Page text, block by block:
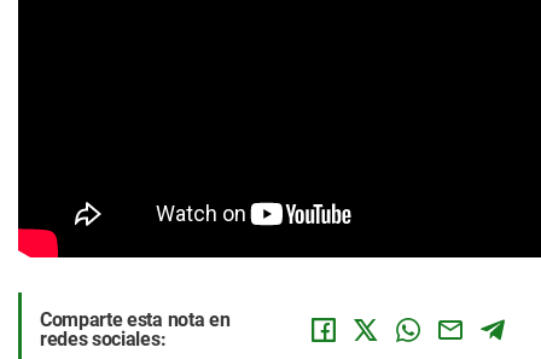
Comparte esta nota en
redes sociales: